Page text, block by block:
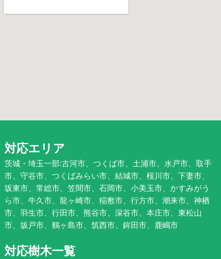
対応エリア
茨城・埼玉一部:古河市、つくば市、土浦市、水戸市、取手
市、守谷市、つくばみらい市、結城市、桜川市、下妻市、
坂東市、常総市、笠間市、石岡市、小美玉市、かすみがう
ら市、牛久市、龍ヶ崎市、稲敷市、行方市、潮来市、神栖
市、羽生市、行田市、熊谷市、深谷市、本庄市、東松山
市、坂戸市、鶴ヶ島市、筑西市、鉾田市、鹿嶋市
対応樹木一覧